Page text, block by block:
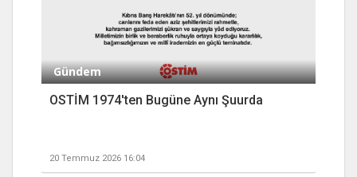
Gündem
OSTİM 1974'ten Bugüne Aynı Şuurda
20 Temmuz 2026 16:04